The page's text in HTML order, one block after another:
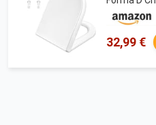
32,99 €